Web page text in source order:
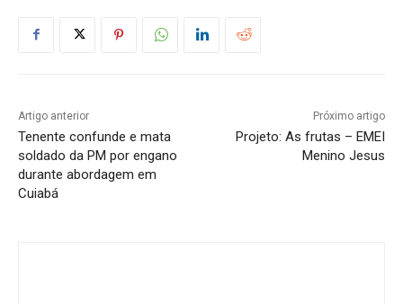
Artigo anterior
Tenente confunde e mata
soldado da PM por engano
durante abordagem em
Cuiabá
Próximo artigo
Projeto: As frutas – EMEI
Menino Jesus